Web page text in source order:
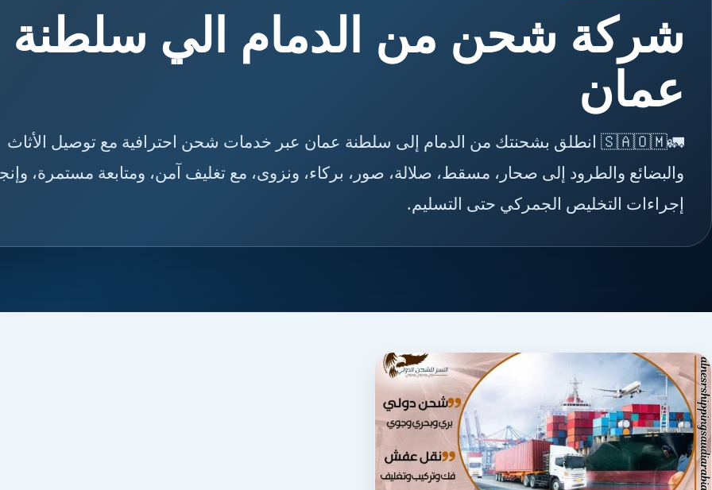
شركة شحن من الدمام الي سلطنة
عمان
🚛🇸🇦🇴🇲 انطلق بشحنتك من الدمام إلى سلطنة عمان عبر خدمات شحن احترافية مع توصيل الأثاث
والبضائع والطرود إلى صحار، مسقط، صلالة، صور، بركاء، ونزوى، مع تغليف آمن، ومتابعة مستمرة،
إجراءات التخليص الجمركي حتى التسليم.